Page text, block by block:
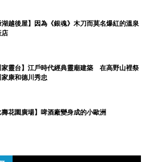
湖越後屋】因為《銀魂》木刀而莫名爆紅的溫泉
店
家靈台】江戶時代經典靈廟建築 在高野山裡祭
康和德川秀忠
壽花園廣場】啤酒廠變身成的小歐洲